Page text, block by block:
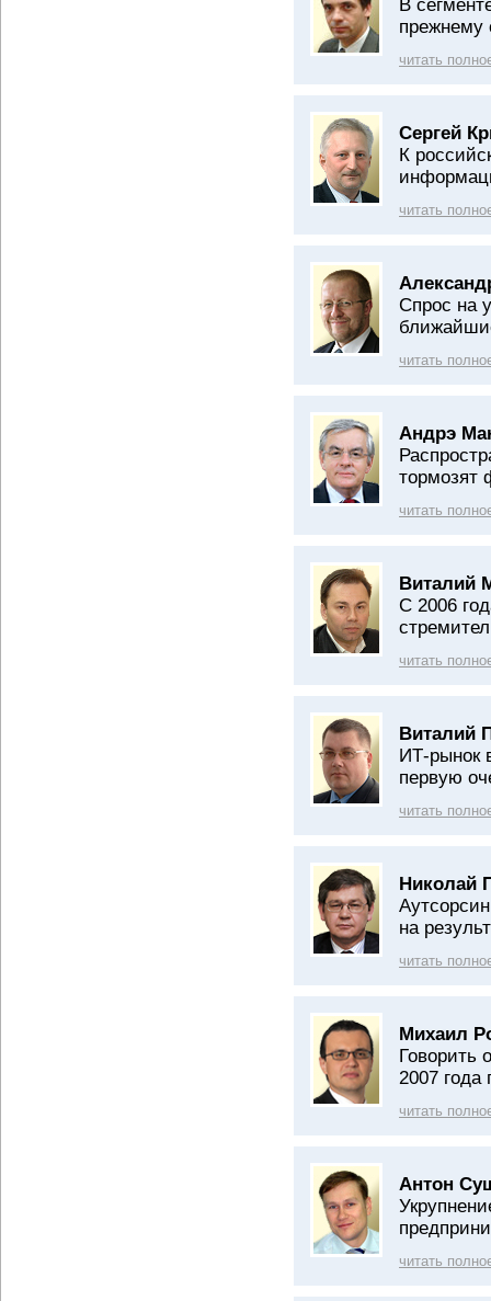
В
прежнему
читать
Сергей
К
читать
Спрос на
читать
Андрэ
тормозят
читать
Виталий
С 2006
читать
Виталий
ИТ-рынок
первую
читать
Николай
на
читать
Михаил
Говорить
2007 года
читать
Антон
читать